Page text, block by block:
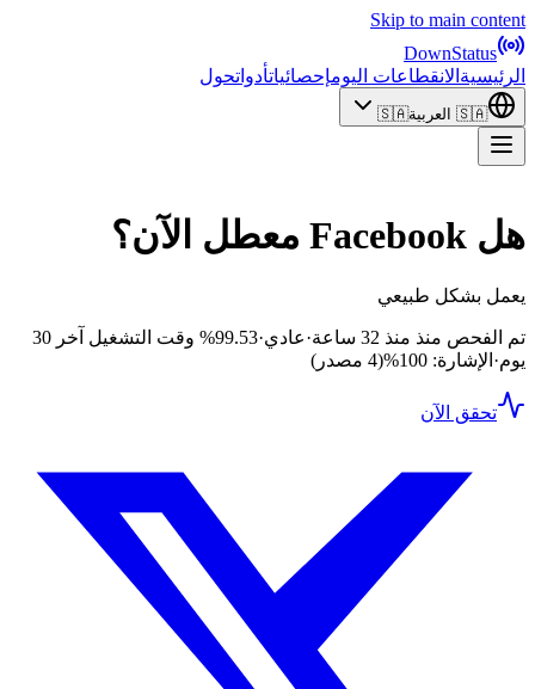
Skip to main content
DownStatus
الرئيسية الانقطاعات اليومإحصائياتأدواتحول
🇸🇦 العربية🇸🇦
هل Facebook معطل الآن؟
يعمل بشكل طبيعي
تم الفحص منذ منذ 32 ساعة ·عادي·
99.53%
وقت التشغيل آخر 30
يوم· الإشارة: 100% (4 مصدر)
تحقق الآن